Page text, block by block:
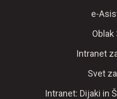
e-
Oblak
Intranet
Svet
Intranet: Dijaki in